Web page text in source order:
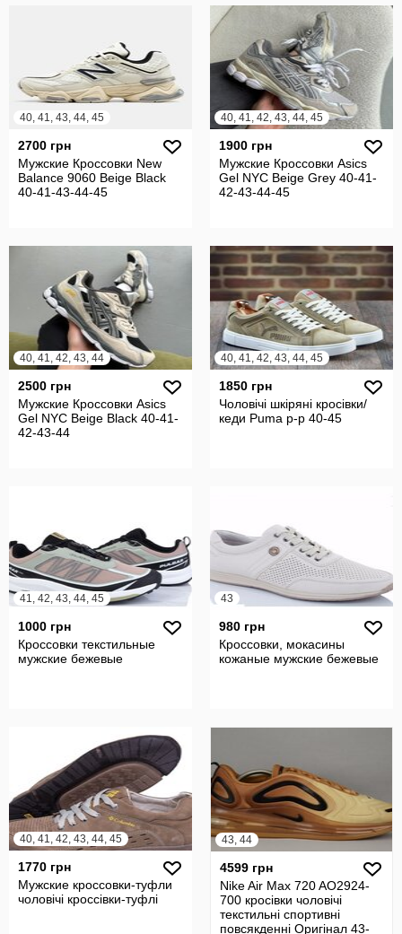
40, 41, 43, 44, 45
2700 грн
Мужские Кроссовки New
Balance 9060 Beige Black
40-41-43-44-45
40, 41, 42, 43, 44, 45
1900 грн
Мужские Кроссовки Asics
Gel NYC Beige Grey 40-41-
42-43-44-45
40, 41, 42, 43, 44
2500 грн
Мужские Кроссовки Asics
Gel NYC Beige Black 40-41-
42-43-44
40, 41, 42, 43, 44, 45
1850 грн
Чоловічі шкіряні кросівки/
кеди Puma р-р 40-45
41, 42, 43, 44, 45
1000 грн
Кроссовки текстильные
мужские бежевые
43
980 грн
Кроссовки, мокасины
кожаные мужские бежевые
40, 41, 42, 43, 44, 45
1770 грн
Мужские кроссовки-туфли
чоловічі кроссівки-туфлі
43, 44
4599 грн
Nike Air Max 720 AO2924-
700 кросівки чоловічі
текстильні спортивні
повсякденні Оригінал 43-